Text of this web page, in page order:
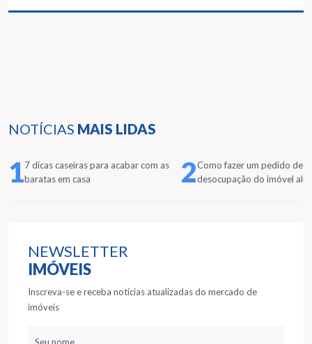
NOTÍCIAS MAIS LIDAS
17 dicas caseiras para acabar com as
baratas em casa
2Como fazer um pedido de
desocupação do imóvel
NEWSLETTER
IMÓVEIS
Inscreva-se e receba notícias atualizadas do mercado de
imóveis